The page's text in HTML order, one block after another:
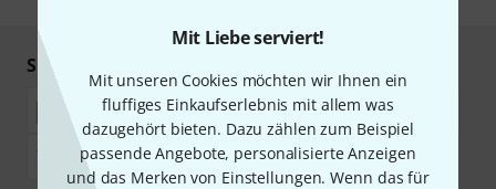
Mit Liebe serviert!
Mit unseren Cookies möchten wir Ihnen ein
fluffiges Einkaufserlebnis mit allem was
dazugehört bieten. Dazu zählen zum Beispiel
passende Angebote, personalisierte Anzeigen
und das Merken von Einstellungen. Wenn das für
Sicher einkaufen & bezahlen